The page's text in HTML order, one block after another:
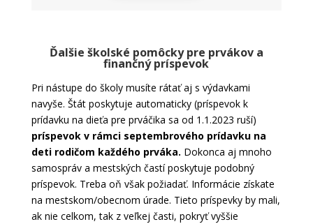
Ďalšie školské pomôcky pre prvákov a
finančný príspevok
Pri nástupe do školy musíte rátať aj s výdavkami
navyše. Štát poskytuje automaticky (príspevok k
prídavku na dieťa pre prváčika sa od 1.1.2023 ruší)
príspevok v rámci septembrového prídavku na
deti rodičom každého prváka. Dokonca aj mnoho
samospráv a mestských častí poskytuje podobný
príspevok. Treba oň však požiadať. Informácie získate
na mestskom/obecnom úrade. Tieto príspevky by mali,
ak nie celkom, tak z veľkej časti, pokryť vyššie